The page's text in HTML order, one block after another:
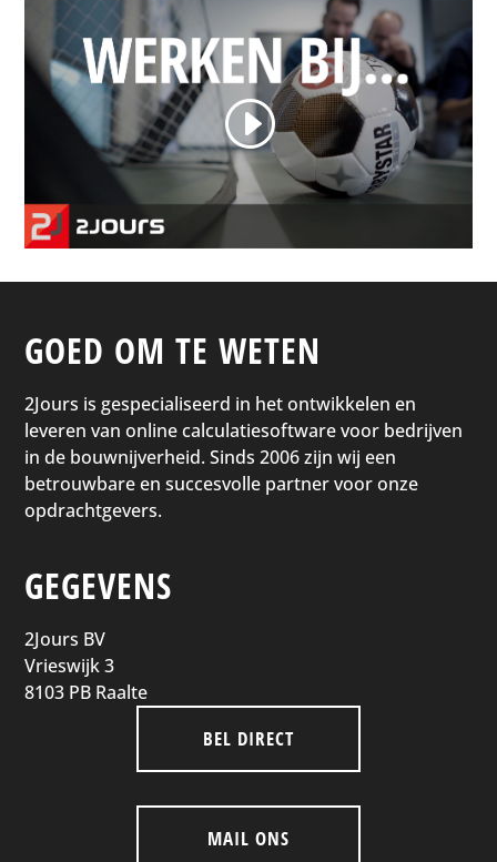
GOED OM TE WETEN
2Jours is gespecialiseerd in het ontwikkelen en
leveren van online calculatiesoftware voor bedrijven
in de bouwnijverheid. Sinds 2006 zijn wij een
betrouwbare en succesvolle partner voor onze
opdrachtgevers.
GEGEVENS
2Jours BV
Vrieswijk 3
8103 PB Raalte
BEL DIRECT
MAIL ONS